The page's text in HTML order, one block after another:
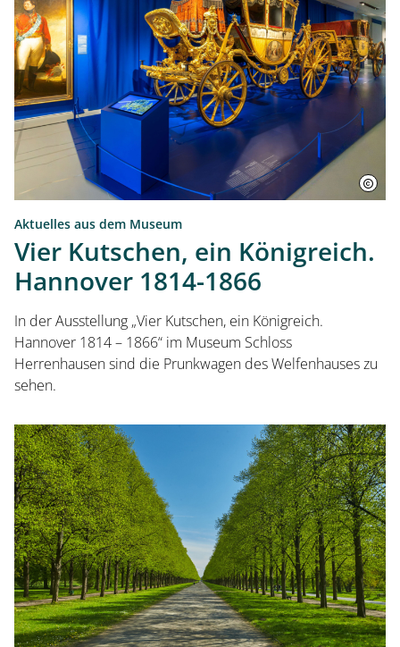
Aktuelles aus dem Museum
Vier Kutschen, ein Königreich.
Hannover 1814-1866
In der Ausstellung „Vier Kutschen, ein Königreich.
Hannover 1814 – 1866“ im Museum Schloss
Herrenhausen sind die Prunkwagen des Welfenhauses zu
sehen.